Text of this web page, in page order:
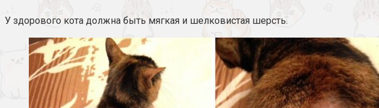
У здорового кота должна быть мягкая и шелковистая шерсть.